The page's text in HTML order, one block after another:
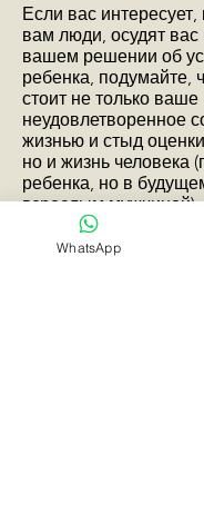
Если вас интересует,
вам люди, осудят вас
вашем решении об
ребенка, подумайте,
стоит не только ваше
неудовлетворенное
жизнью и стыд
но и жизнь человека
ребенка, но в
взрослым мужчиной).
Важность здесь
WhatsApp